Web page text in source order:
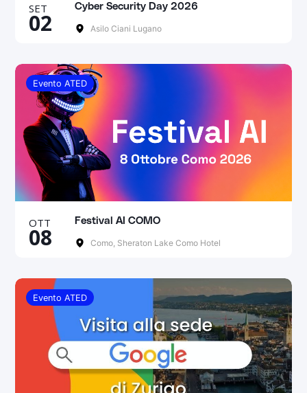
SET
02
Cyber Security Day 2026
Asilo Ciani Lugano
Evento ATED
OTT
08
Festival AI COMO
Como, Sheraton Lake Como Hotel
Evento ATED